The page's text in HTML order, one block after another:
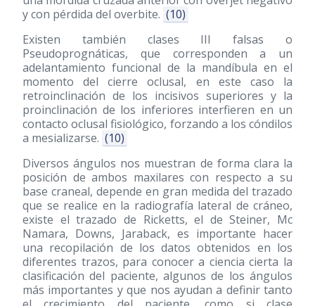
y con pérdida del overbite. (10)
Existen también clases III falsas o
Pseudoprognáticas, que corresponden a un
adelantamiento funcional de la mandíbula en el
momento del cierre oclusal, en este caso la
retroinclinación de los incisivos superiores y la
proinclinación de los inferiores interfieren en un
contacto oclusal fisiológico, forzando a los cóndilos
a mesializarse. (10)
Diversos ángulos nos muestran de forma clara la
posición de ambos maxilares con respecto a su
base craneal, depende en gran medida del trazado
que se realice en la radiografía lateral de cráneo,
existe el trazado de Ricketts, el de Steiner, Mc
Namara, Downs, Jaraback, es importante hacer
una recopilación de los datos obtenidos en los
diferentes trazos, para conocer a ciencia cierta la
clasificación del paciente, algunos de los ángulos
más importantes y que nos ayudan a definir tanto